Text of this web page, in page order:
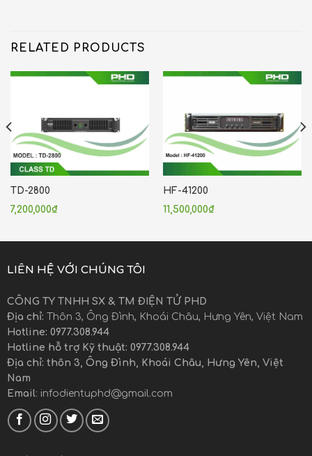
RELATED PRODUCTS
TD-2800
7,200,000₫
HF-41200
11,500,000₫
LIÊN HỆ VỚI CHÚNG TÔI
CÔNG TY TNHH SX & TM ĐIỆN TỬ PHD
Địa chỉ: Thôn 3, Ông Đình, Khoái Châu, Hưng Yên, Việt Nam
Hotline: 0977.308.944
Hotline hỗ trợ Kỹ thuật: 0977.308.944
Địa chỉ: thôn 3, Ông Đình, Khoái Châu, Hưng Yên, Việt
Nam
Email: infodientuphd@gmail.com